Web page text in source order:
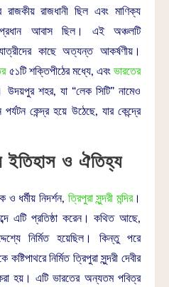
রাজধানী ছিল এবং মাণিক্য
আবাস ছিল। এই অঞ্চলটি
কাছে অত্যন্ত আকর্ষণীয়।
৫১টি শক্তিপীঠের মধ্যে, এবংভারতের
উদয়পুর শহর, যা “লেক সিটি” নামেও
কেন্দ্র হয়ে উঠেছে, যার কেন্দ্রে
ইতিহাস ও ঐতিহ্য
ধর্মীয় নিদর্শন, ত্রিপুরা সুন্দরী মন্দির।
এটি প্রতিষ্ঠা করেন। কথিত আছে,
নির্মিত হয়েছিল। কিন্তু পরে
নির্মিত ত্রিপুরা সুন্দরী দেবীর
হয়। এটি ভারতের অন্যতম পবিত্র